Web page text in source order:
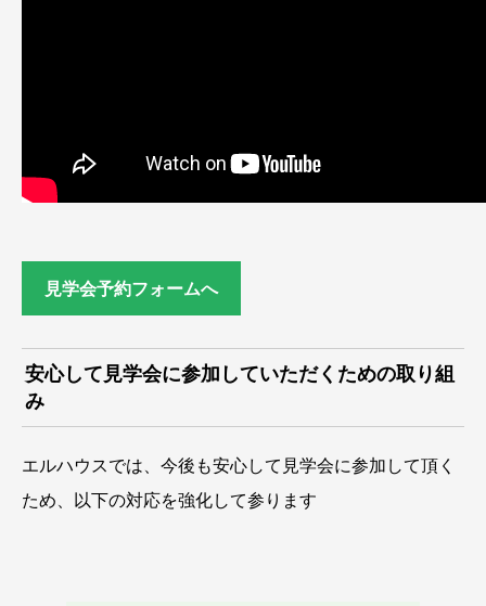
見学会予約フォームへ
安心して見学会に参加していただくための取り組
み
エルハウスでは、今後も安心して見学会に参加して頂く
ため、以下の対応を強化して参ります